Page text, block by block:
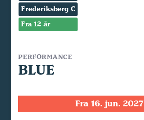
Frederiksberg C
Fra 12 år
PERFORMANCE
BLUE
Fra 16. jun. 2027